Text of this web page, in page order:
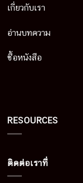
เกี่ยวกับเรา
อ่านบทความ
ซื้อหนังสือ
RESOURCES
ติดต่อเราที่